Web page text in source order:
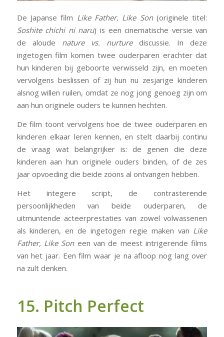
De Japanse film Like Father, Like Son(originele titel:
Soshite chichi ni naru) is een cinematische versie van
de aloude nature vs. nurturediscussie. In deze
ingetogen film komen twee ouderparen erachter dat
hun kinderen bij geboorte verwisseld zijn, en moeten
vervolgens beslissen of zij hun nu zesjarige kinderen
alsnog willen ruilen, omdat ze nog jong genoeg zijn om
aan hun originele ouders te kunnen hechten.
De film toont vervolgens hoe de twee ouderparen en
kinderen elkaar leren kennen, en stelt daarbij continu
de vraag wat belangrijker is: de genen die deze
kinderen aan hun originele ouders binden, of de zes
jaar opvoeding die beide zoons al ontvangen hebben.
Het integere script, de contrasterende
persoonlijkheden van beide ouderparen, de
uitmuntende acteerprestaties van zowel volwassenen
als kinderen, en de ingetogen regie maken van Like
Father, Like Son een van de meest intrigerende films
van het jaar. Een film waar je na afloop nog lang over
na zult denken.
15. Pitch Perfect